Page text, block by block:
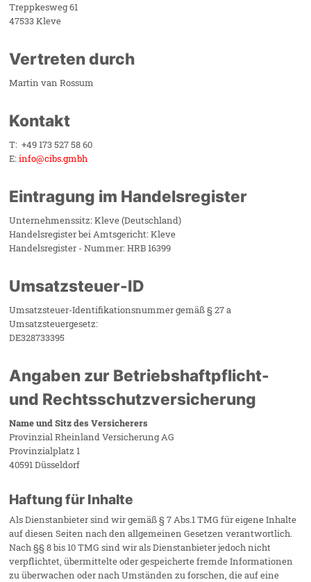
Treppkesweg 61
47533 Kleve
Vertreten durch
Martin van Rossum
Kontakt
T: +49 173 527 58 60
E:info@cibs.gmbh
Eintragung im Handelsregister
Unternehmenssitz: Kleve (Deutschland)
Handelsregister bei Amtsgericht: Kleve
Handelsregister - Nummer: HRB 16399
Umsatzsteuer-ID
Umsatzsteuer-Identifikationsnummer gemäß § 27 a
Umsatzsteuergesetz:
DE328733395
Angaben zur Betriebshaftpflicht-
und Rechtsschutzversicherung
Name und Sitz des Versicherers
Provinzial Rheinland Versicherung AG
Provinzialplatz 1
40591 Düsseldorf
Haftung für Inhalte
Als Dienstanbieter sind wir gemäß § 7 Abs.1 TMG für eigene Inhalte
auf diesen Seiten nach den allgemeinen Gesetzen verantwortlich.
Nach §§ 8 bis 10 TMG sind wir als Dienstanbieter jedoch nicht
verpflichtet, übermittelte oder gespeicherte fremde Informationen
zu überwachen oder nach Umständen zu forschen, die auf eine